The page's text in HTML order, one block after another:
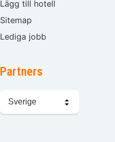
Lägg till hotell
Sitemap
Lediga jobb
Partners
språk